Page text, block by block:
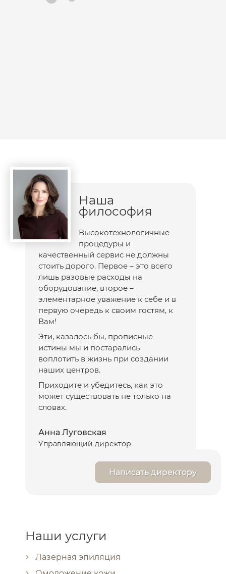
Наша
философия
Высокотехнологичные
процедуры и
качественный сервис не должны
стоить дорого. Первое – это всего
лишь разовые расходы на
оборудование, второе –
элементарное уважение к себе и в
первую очередь к своим гостям, к
Вам!
Эти, казалось бы, прописные
истины мы и постарались
воплотить в жизнь при создании
наших центров.
Приходите и убедитесь, как это
может существовать не только на
словах.
Анна Луговская
Управляющий директор
Написать директору
Наши услуги
Лазерная эпиляция